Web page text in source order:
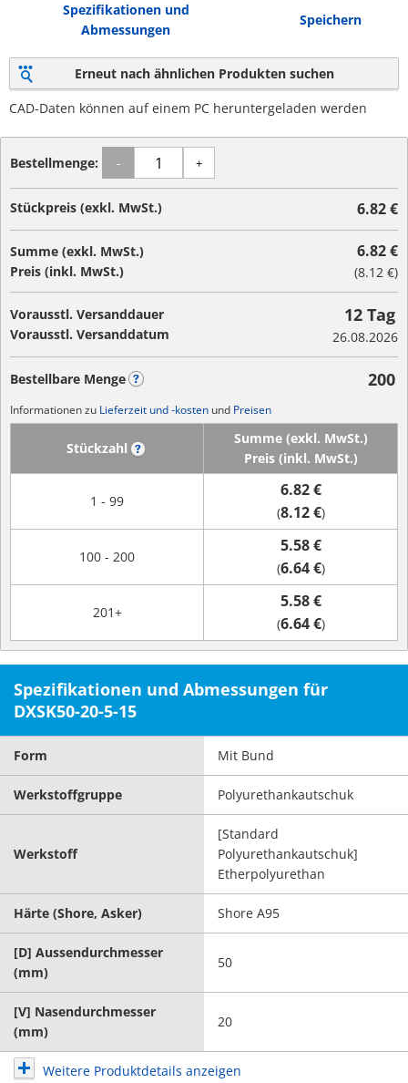
Spezifikationen und
Abmessungen
Speichern
Erneut nach ähnlichen Produkten suchen
CAD-Daten können auf einem PC heruntergeladen werden
Bestellmenge: - +
Stückpreis (exkl. MwSt.) 6.82 €
Summe (exkl. MwSt.)
Preis (inkl. MwSt.)
6.82 €
(8.12 €)
Vorausstl. Versanddauer
Vorausstl. Versanddatum
12 Tag
26.08.2026
Bestellbare Menge 200
Informationen zu Lieferzeit und -kosten und Preisen
Stückzahl
Summe (exkl. MwSt.)
Preis (inkl. MwSt.)
1 - 99
6.82 €
(8.12 €)
100 - 200
5.58 €
(6.64 €)
201+
5.58 €
(6.64 €)
Spezifikationen und Abmessungen für
DXSK50-20-5-15
Form Mit Bund
Werkstoffgruppe Polyurethankautschuk
Werkstoff
[Standard
Polyurethankautschuk]
Etherpolyurethan
Härte (Shore, Asker) Shore A95
[D] Aussendurchmesser
(mm)
50
[V] Nasendurchmesser
(mm)
20
Weitere Produktdetails anzeigen